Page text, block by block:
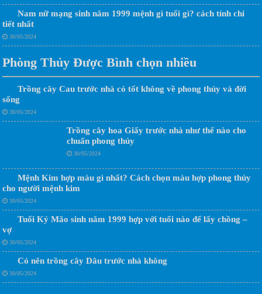
Nam nữ mạng sinh năm 1999 mệnh gì tuổi gì? cách tính chi
tiết nhất
30/05/2024
Phòng Thủy Được Bình chọn nhiều
Trồng cây Cau trước nhà có tốt không về phong thủy và đời
sống
30/05/2024
Trồng cây hoa Giấy trước nhà như thế nào cho
chuẩn phong thủy
30/05/2024
Mệnh Kim hợp màu gì nhất? Cách chọn màu hợp phong thủy
cho người mệnh kim
30/05/2024
Tuổi Kỷ Mão sinh năm 1999 hợp với tuổi nào để lấy chồng –
vợ
30/05/2024
Có nên trồng cây Dâu trước nhà không
30/05/2024